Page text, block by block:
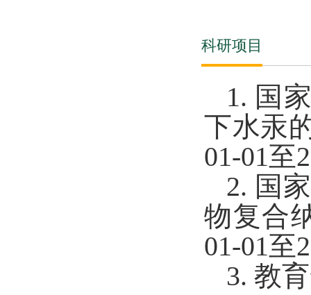
科研项目
1. 国
下水汞
01-01至
2. 国
物复合
01-01至
3.教